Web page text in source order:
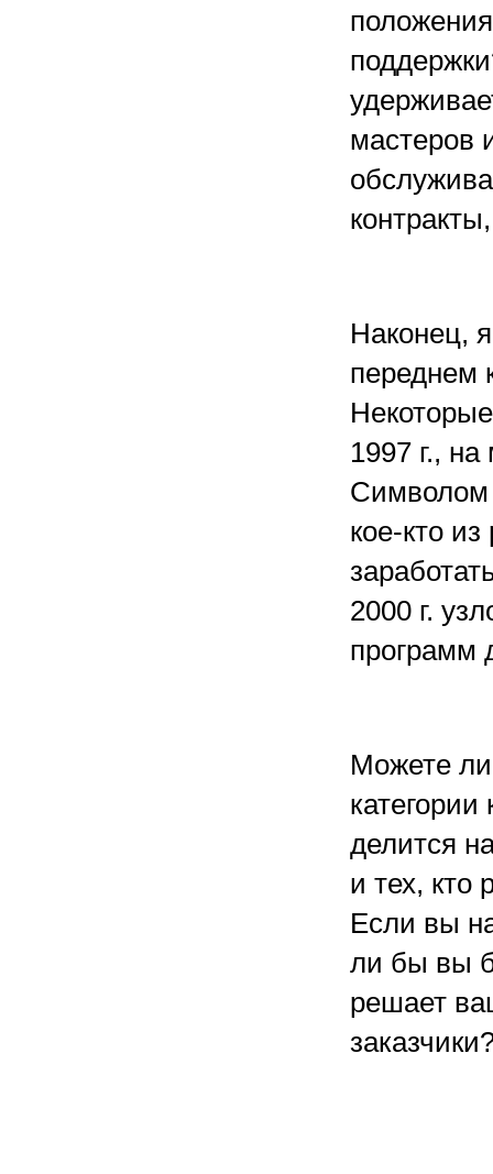
мастеров
Наконец,
переднем
1997 г.,
Символом
кое-кто
2000 г.
программ
Можете
делится
и тех, кто
Если вы
ли бы вы
решает